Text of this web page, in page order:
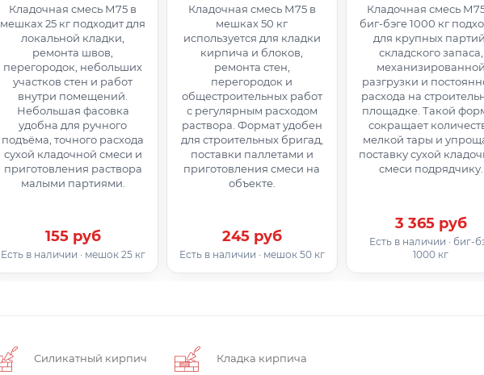
Кладочная смесь М75 в
мешках 25 кг подходит для
локальной кладки,
ремонта швов,
перегородок, небольших
участков стен и работ
внутри помещений.
Небольшая фасовка
удобна для ручного
подъёма, точного расхода
сухой кладочной смеси и
приготовления раствора
малыми партиями.
155 руб
Есть в наличии · мешок 25 кг
Кладочная смесь М75 в
мешках 50 кг
используется для кладки
кирпича и блоков,
ремонта стен,
перегородок и
общестроительных работ
с регулярным расходом
раствора. Формат удобен
для строительных бригад,
поставки паллетами и
приготовления смеси на
объекте.
245 руб
Есть в наличии · мешок 50 кг
Кладочная смесь
биг-бэге 1000 кг
для крупных
складского запаса,
разгрузки и
расхода на
площадке. Такой
сокращает
мелкой тары и
поставку сухой
смеси подрядчику.
3 365 руб
Есть в наличии · биг-
1000 кг
Силикатный кирпич Кладка кирпича